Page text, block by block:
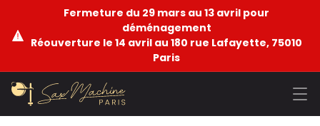
Fermeture du 29 mars au 13 avril pour
déménagement
Réouverture le 14 avril au 180 rue Lafayette, 75010
Paris